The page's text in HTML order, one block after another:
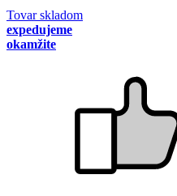
Tovar skladom
expedujeme
okamžite